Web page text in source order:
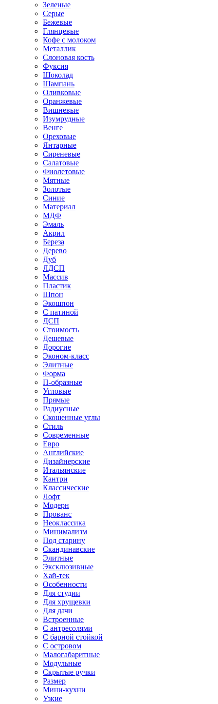
Зеленые
Серые
Бежевые
Глянцевые
Кофе с молоком
Металлик
Слоновая кость
Фуксия
Шоколад
Шампань
Оливковые
Оранжевые
Вишневые
Изумрудные
Венге
Ореховые
Янтарные
Сиреневые
Салатовые
Фиолетовые
Мятные
Золотые
Синие
Материал
МДФ
Эмаль
Акрил
Береза
Дерево
Дуб
ЛДСП
Массив
Пластик
Шпон
Экошпон
С патиной
ДСП
Стоимость
Дешевые
Дорогие
Эконом-класс
Элитные
Форма
П-образные
Угловые
Прямые
Радиусные
Скошенные углы
Стиль
Современные
Евро
Английские
Дизайнерские
Итальянские
Кантри
Классические
Лофт
Модерн
Прованс
Неоклассика
Минимализм
Под старину
Скандинавские
Элитные
Эксклюзивные
Хай-тек
Особенности
Для студии
Для хрущевки
Для дачи
Встроенные
С антресолями
С барной стойкой
С островом
Малогабаритные
Модульные
Скрытые ручки
Размер
Мини-кухни
Узкие